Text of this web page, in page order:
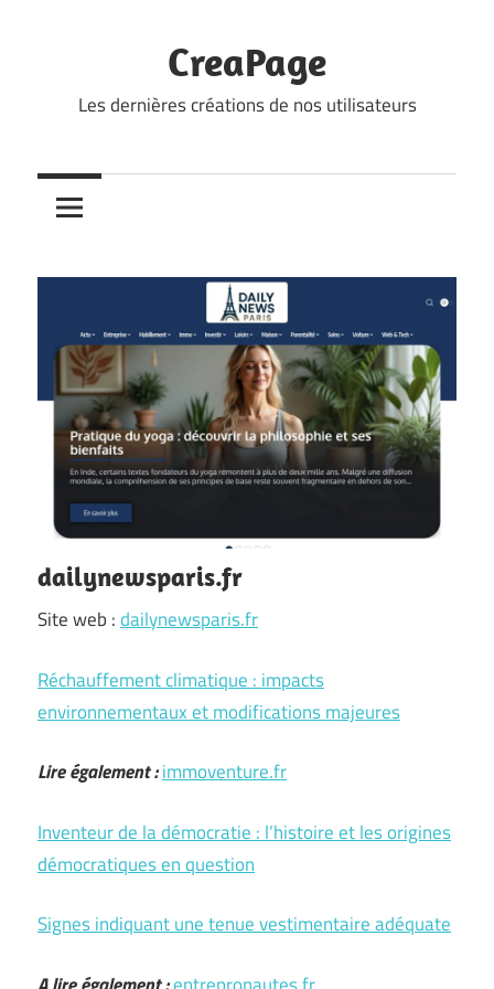
CreaPage
Les dernières créations de nos utilisateurs
dailynewsparis.fr
Site web :dailynewsparis.fr
Réchauffement climatique : impacts
environnementaux et modifications majeures
Lire également :immoventure.fr
Inventeur de la démocratie : l’histoire et les origines
démocratiques en question
Signes indiquant une tenue vestimentaire adéquate